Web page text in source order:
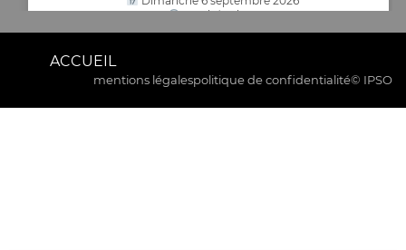
Venez rencontrer les nombreuses associations de la
commune,...
Commune Isigny-le-Buat
ACCUEIL
mentions légalespolitique de confidentialité© IPSO